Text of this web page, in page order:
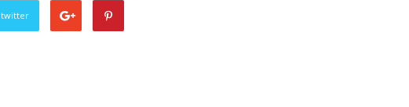
twitter